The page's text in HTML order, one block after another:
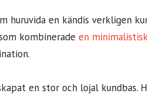
huruvida en kändis verkligen
kombinerade en
en stor och lojal kundbas.